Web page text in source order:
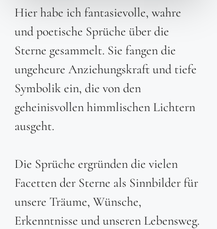
Hier habe ich fantasievolle, wahre
und poetische Sprüche über die
Sterne gesammelt. Sie fangen die
ungeheure Anziehungskraft und tiefe
Symbolik ein, die von den
geheinisvollen himmlischen Lichtern
ausgeht.
Die Sprüche ergründen die vielen
Facetten der Sterne als Sinnbilder für
unsere Träume, Wünsche,
Erkenntnisse und unseren Lebensweg.